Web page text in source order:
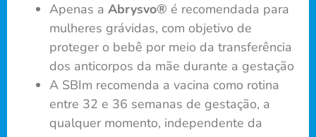
Apenas a Abrysvo® é recomendada para
mulheres grávidas, com objetivo de
proteger o bebê por meio da transferência
dos anticorpos da mãe durante a gestação
A SBIm recomenda a vacina como rotina
entre 32 e 36 semanas de gestação, a
qualquer momento, independente da